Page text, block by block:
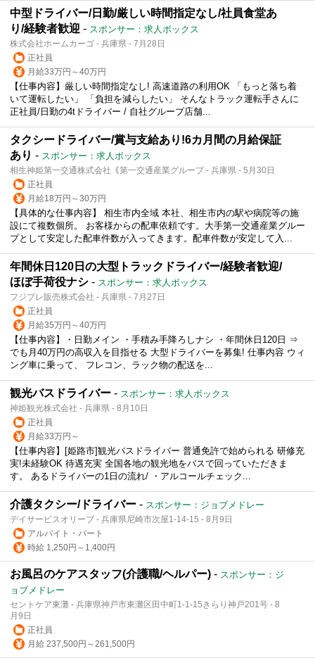
中型ドライバー/日勤/厳しい時間指定なし/社員食堂あ
り/経験者歓迎 - スポンサー：求人ボックス
株式会社ホームカーゴ - 兵庫県 - 7月28日
正社員
月給33万円～40万円
【仕事内容】厳しい時間指定なし! 高速道路の利用OK 「もっと落ち着
いて運転したい」 「負担を減らしたい」 そんなトラック運転手さんに
正社員/日勤の4tドライバー / 自社グループ店舗...
タクシードライバー/賞与支給あり!6カ月間の月給保証
あり - スポンサー：求人ボックス
相生神姫第一交通株式会社｟第一交通産業グループ - 兵庫県 - 5月30日
正社員
月給18万円～30万円
【具体的な仕事内容】 相生市内全域 本社、相生市内の駅や病院等の施
設にて複数個所。 お客様からの配車依頼です。大手第一交通産業グルー
プとして安定した配車件数が入ってきます。配車件数が安定して入...
年間休日120日の大型トラックドライバー/経験者歓迎/
ほぼ手荷役ナシ - スポンサー：求人ボックス
フジプレ販売株式会社 - 兵庫県 - 7月27日
正社員
月給35万円～40万円
【仕事内容】・日勤メイン ・手積み手降ろしナシ ・年間休日120日 ⇒
でも月40万円の高収入を目指せる 大型ドライバーを募集! 仕事内容 ウィ
ング車に乗って、 フレコン、ラック物の配送を...
観光バスドライバー - スポンサー：求人ボックス
神姫観光株式会社 - 兵庫県 - 8月10日
正社員
月給33万円～
【仕事内容】[姫路市]観光バスドライバー 普通免許で始められる 研修充
実!未経験OK 待遇充実 全国各地の観光地をバスで回っていただきま
す。 あるドライバーの1日の流れ/ ・アルコールチェック...
介護タクシー/ドライバー - スポンサー：ジョブメドレー
デイサービスオリーブ - 兵庫県尼崎市次屋1-14-15 - 8月9日
アルバイト・パート
時給 1,250円～1,400円
お風呂のケアスタッフ(介護職/ヘルパー) - スポンサー：ジ
ョブメドレー
セントケア東灘 - 兵庫県神戸市東灘区田中町1-1-15きらり神戸201号 - 8
月9日
正社員
月給 237,500円～261,500円